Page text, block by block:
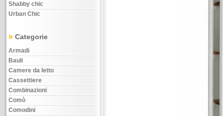
Shabby chic
Urban Chic
» Categorie
Armadi
Bauli
Camere da letto
Cassettiere
Combinazioni
Comò
Comodini